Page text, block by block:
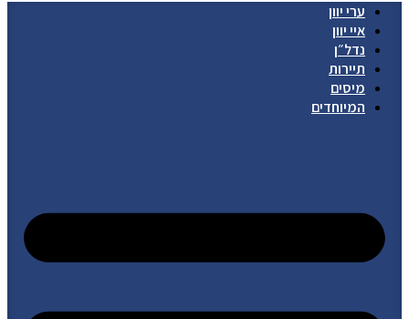
ערי יוון
איי יוון
נדל״ן
תיירות
מיסים
המיוחדים